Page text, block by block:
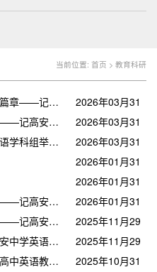
当前位置: 首页 > 教育科研
新学期展现新气象，新征程共谱新篇章——记高安中学英语学科组举行本学期第一次教研活动
2026年03月31
日
校际携手研策略，二轮复习提质效——记高安中学与高安二中举行英语学科联合教研活动
2026年03月31
日
精准发力夯根基——记高安中学英语学科组举行高二一轮复习研讨活动
2026年03月31
日
2026年01月31
日
2026年01月31
日
新星讲台展风采，英语团队竞风流——记高安中学英语组新星杯夺冠
2026年01月31
日
精雕细琢展风采，凝心聚力促成长——记高安中学英语组优质课比赛磨课（一）
2025年11月29
日
新秀展风采，教研促成长——记高安中学英语学科组举办15分钟片段教学展示活动（二）
2025年11月29
日
情境育人，精准命题——记高安市高中英语教学研讨探索新路径
2025年10月31